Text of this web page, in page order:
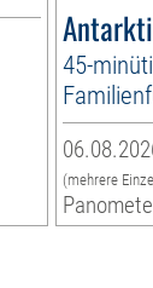
45-
(mehrere